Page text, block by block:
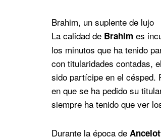
Brahim, un suplente de lujo
La calidad de Brahim es
los minutos que ha tenido
con titularidades contadas,
sido partícipe en el césped.
en que se ha pedido su
siempre ha tenido que ver
Durante la época de